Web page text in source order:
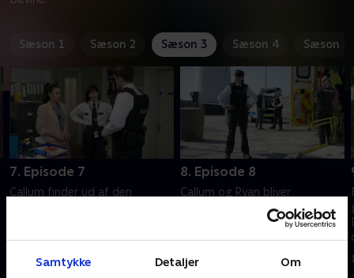
Samtykke Detaljer Om
Sæson 1 Sæson 2 Sæson 3 Sæson 4 Sæson 5
7. Episode 7
Callum finder ud af den
24. januar 2024 • 43 min
8. Episode 8
Callum og Ryan bliver
chokerede, da de finder liget af
en ung mand på stranden. Er
24. januar 2024 • 44 min